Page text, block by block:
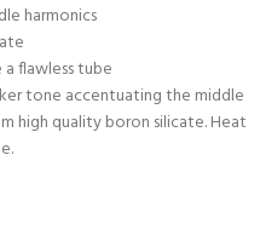
harmonics
flawless tube
tone accentuating the middle
high quality boron silicate. Heat